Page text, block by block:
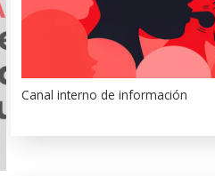
Canal interno de información